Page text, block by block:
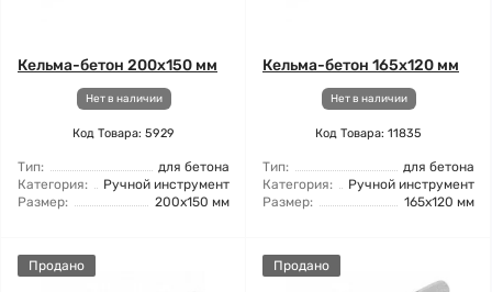
Кельма-бетон 200x150 мм
Нет в наличии
Код Товара: 5929
Тип:
для бетона
Категория:
Ручной инструмент
Размер:
200x150 мм
Кельма-бетон 165x120 мм
Нет в наличии
Код Товара: 11835
Тип:
для бетона
Категория:
Ручной инструмент
Размер:
165x120 мм
Продано Продано